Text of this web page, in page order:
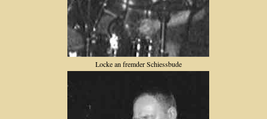
Locke an fremder Schiessbude